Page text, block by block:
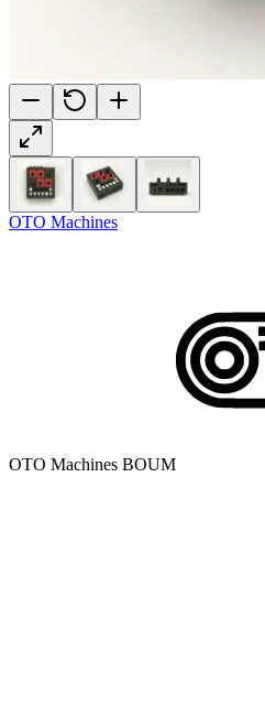
OTO Machines
OTO Machines BOUM